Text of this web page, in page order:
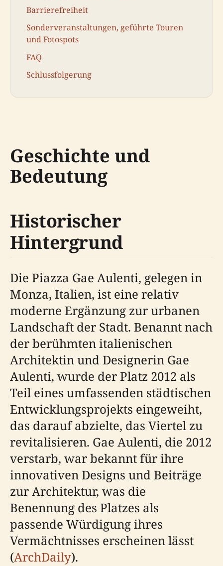
Barrierefreiheit
Sonderveranstaltungen, geführte Touren
und Fotospots
FAQ
Schlussfolgerung
Geschichte und
Bedeutung
Historischer
Hintergrund
Die Piazza Gae Aulenti, gelegen in
Monza, Italien, ist eine relativ
moderne Ergänzung zur urbanen
Landschaft der Stadt. Benannt nach
der berühmten italienischen
Architektin und Designerin Gae
Aulenti, wurde der Platz 2012 als
Teil eines umfassenden städtischen
Entwicklungsprojekts eingeweiht,
das darauf abzielte, das Viertel zu
revitalisieren. Gae Aulenti, die 2012
verstarb, war bekannt für ihre
innovativen Designs und Beiträge
zur Architektur, was die
Benennung des Platzes als
passende Würdigung ihres
Vermächtnisses erscheinen lässt
(ArchDaily).